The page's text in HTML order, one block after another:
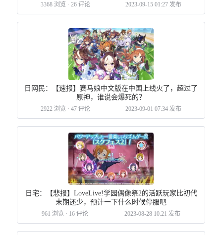
2023-09-15 01:27 发布
3368 浏览 · 26 评论
日网民：【速报】赛马娘中文版在中国上线火了，超过了
原神，谁说会爆死的？
2023-09-01 07:34 发布
2922 浏览 ·47 评论
日宅：【悲报】LoveLive!学园偶像祭2的活跃玩家比初代
末期还少，预计一下什么时候停服吧
2023-08-28 10:21 发布
961 浏览 · 16 评论